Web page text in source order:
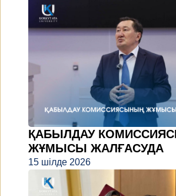
ҚАБЫЛДАУ
ЖҰМЫСЫ ЖАЛҒАСУДА
15 шілде 2026